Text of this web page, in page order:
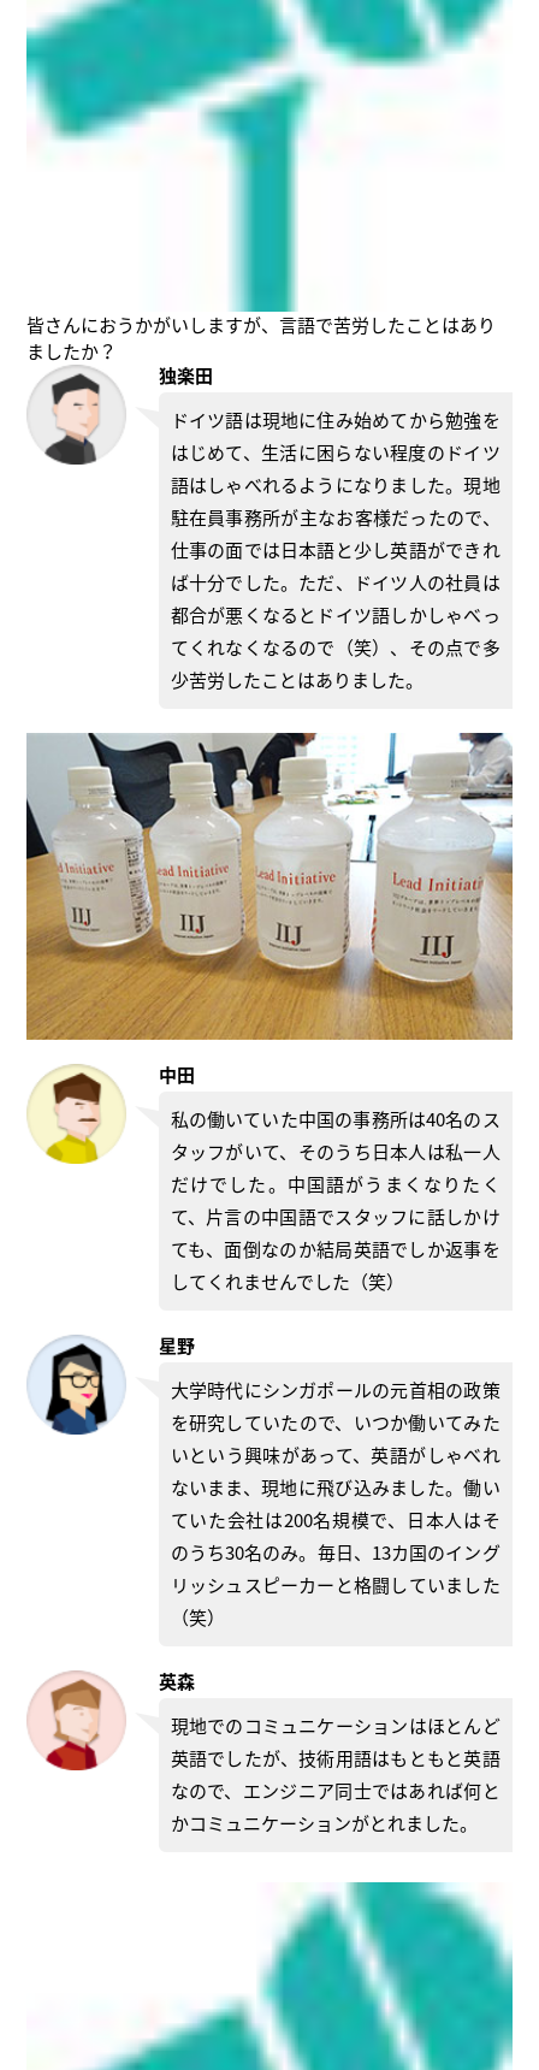
皆さんにおうかがいしますが、言語で苦労したことはあり
ましたか？
独楽田
ドイツ語は現地に住み始めてから勉強を
はじめて、生活に困らない程度のドイツ
語はしゃべれるようになりました。現地
駐在員事務所が主なお客様だったので、
仕事の面では日本語と少し英語ができれ
ば十分でした。ただ、ドイツ人の社員は
都合が悪くなるとドイツ語しかしゃべっ
てくれなくなるので（笑）、その点で多
少苦労したことはありました。
中田
私の働いていた中国の事務所は40名のス
タッフがいて、そのうち日本人は私一人
だけでした。中国語がうまくなりたく
て、片言の中国語でスタッフに話しかけ
ても、面倒なのか結局英語でしか返事を
してくれませんでした（笑）
星野
大学時代にシンガポールの元首相の政策
を研究していたので、いつか働いてみた
いという興味があって、英語がしゃべれ
ないまま、現地に飛び込みました。働い
ていた会社は200名規模で、日本人はそ
のうち30名のみ。毎日、13カ国のイング
リッシュスピーカーと格闘していました
（笑）
英森
現地でのコミュニケーションはほとんど
英語でしたが、技術用語はもともと英語
なので、エンジニア同士ではあれば何と
かコミュニケーションがとれました。